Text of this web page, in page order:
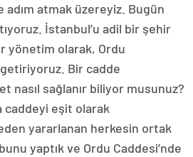
atmak üzereyiz. Bugün
İstanbul’u adil bir şehir
yönetim olarak, Ordu
Bir cadde
nasıl sağlanır biliyor musunuz?
caddeyi eşit olarak
yararlanan herkesin ortak
yaptık ve Ordu Caddesi’nde